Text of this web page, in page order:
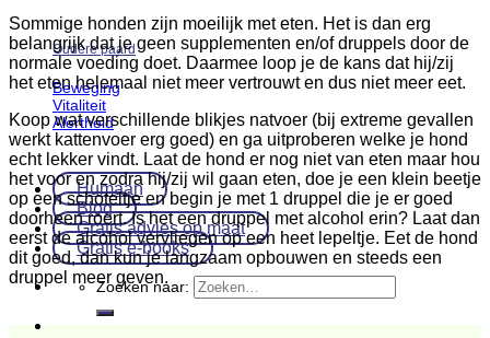
Oudere paard
Beweging
Vitaliteit
Alertheid
Humaan
Blog
Gratis advies op maat
Gratis e-books
Zoeken naar:
Sommige honden zijn moeilijk met eten. Het is dan erg
belangrijk dat je geen supplementen en/of druppels door de
normale voeding doet. Daarmee loop je de kans dat hij/zij
het eten helemaal niet meer vertrouwt en dus niet meer eet.
Koop wat verschillende blikjes natvoer (bij extreme gevallen
werkt kattenvoer erg goed) en ga uitproberen welke je hond
echt lekker vindt. Laat de hond er nog niet van eten maar hou
het voor en zodra hij/zij wil gaan eten, doe je een klein beetje
op een schoteltje en begin je met 1 druppel die je er goed
doorheen roert. Is het een druppel met alcohol erin? Laat dan
eerst de alcohol vervliegen op een heet lepeltje. Eet de hond
dit goed, dan kun je langzaam opbouwen en steeds een
druppel meer geven.